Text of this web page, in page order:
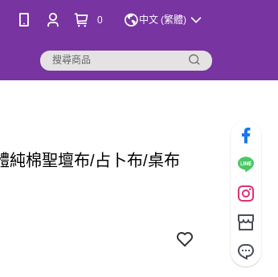
0 中文 (繁體)
純棉聖壇布/占卜布/桌布